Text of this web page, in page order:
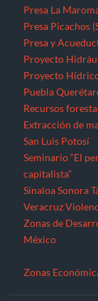
Presa La
Presa Picachos
Presa y
Proyecto
Proyecto
Puebla
Recursos
Extracción de
San Luis Potosí
Seminario “El
capitalista”
Sinaloa Sonora
Veracruz
Zonas de
México
Zonas